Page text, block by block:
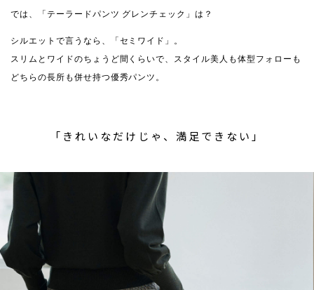
では、「テーラードパンツ グレンチェック」は？
シルエットで言うなら、「セミワイド」。
スリムとワイドのちょうど間くらいで、スタイル美人も体型フォローも
どちらの長所も併せ持つ優秀パンツ。
「きれいなだけじゃ、満足できない」